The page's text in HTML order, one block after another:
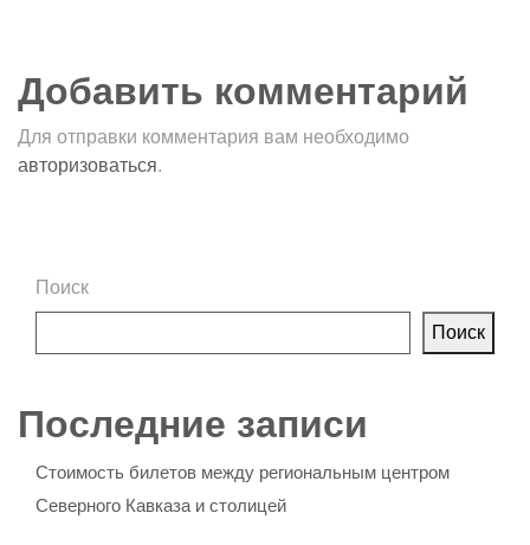
Добавить комментарий
Для отправки комментария вам необходимо
авторизоваться.
Поиск
Поиск
Последние записи
Стоимость билетов между региональным центром
Северного Кавказа и столицей